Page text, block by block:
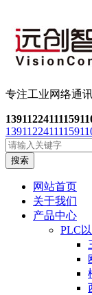
专注工业网络通
13911224111
13911224111
搜索
网站首页
关于我们
产品中心
PLC